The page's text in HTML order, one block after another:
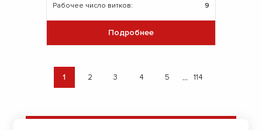
Рабочее число витков:
9
Подробнее
1 2 3 4 5 ... 114